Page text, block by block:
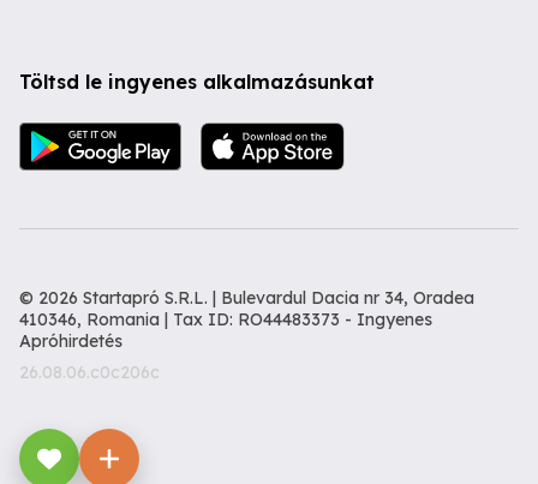
Töltsd le ingyenes alkalmazásunkat
© 2026 Startapró S.R.L. | Bulevardul Dacia nr 34, Oradea
410346, Romania | Tax ID: RO44483373 - Ingyenes
Apróhirdetés
26.08.06.c0c206c